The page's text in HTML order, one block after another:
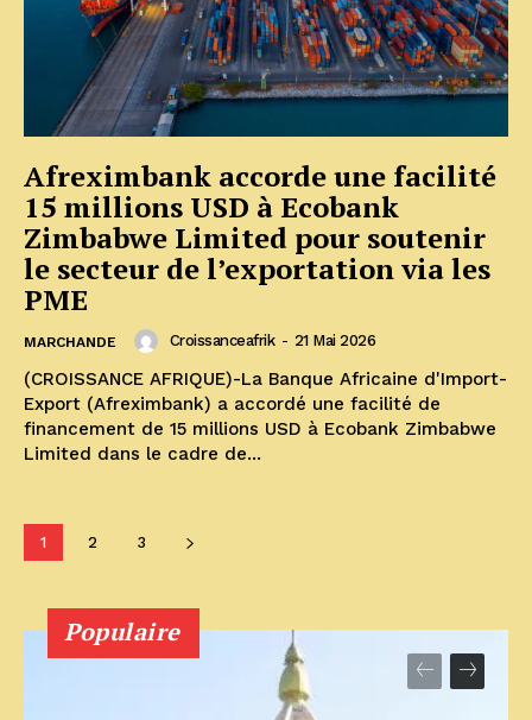
Afreximbank accorde une facilité
15 millions USD à Ecobank
Zimbabwe Limited pour soutenir
le secteur de l’exportation via les
PME
MARCHANDE Croissanceafrik - 21 Mai 2026
(CROISSANCE AFRIQUE)-La Banque Africaine d'Import-
Export (Afreximbank) a accordé une facilité de
financement de 15 millions USD à Ecobank Zimbabwe
Limited dans le cadre de...
1 2 3
Populaire